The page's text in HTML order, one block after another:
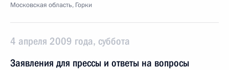
Московская область, Горки
4 апреля 2009 года, суббота
Заявления для прессы и ответы на вопросы